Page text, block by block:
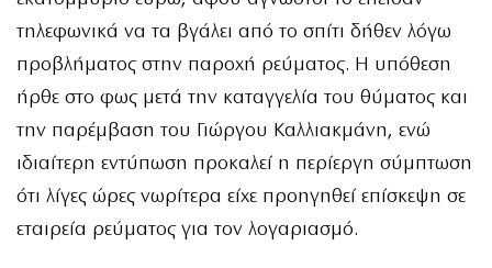
τηλεφωνικά να τα βγάλει από το σπίτι δήθεν λόγω
προβλήματος στην παροχή ρεύματος. Η υπόθεση
ήρθε στο φως μετά την καταγγελία του θύματος και
την παρέμβαση του Γιώργου Καλλιακμάνη, ενώ
ιδιαίτερη εντύπωση προκαλεί η περίεργη σύμπτωση
ότι λίγες ώρες νωρίτερα είχε προηγηθεί επίσκεψη σε
εταιρεία ρεύματος για τον λογαριασμό.